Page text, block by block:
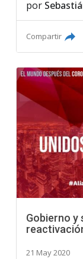
por
Compartir
Gobierno y
21 May 2020